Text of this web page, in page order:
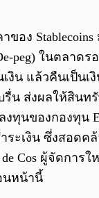
ของ
peg) ในตลาด
งิน แล้วคืนเป็นเ
รื่น ส่งผลให้สินท
ทุนของกองทุน
ระเงิน ซึ่งสอดค
de Cos ผู้จัดการ
นหน้านี้